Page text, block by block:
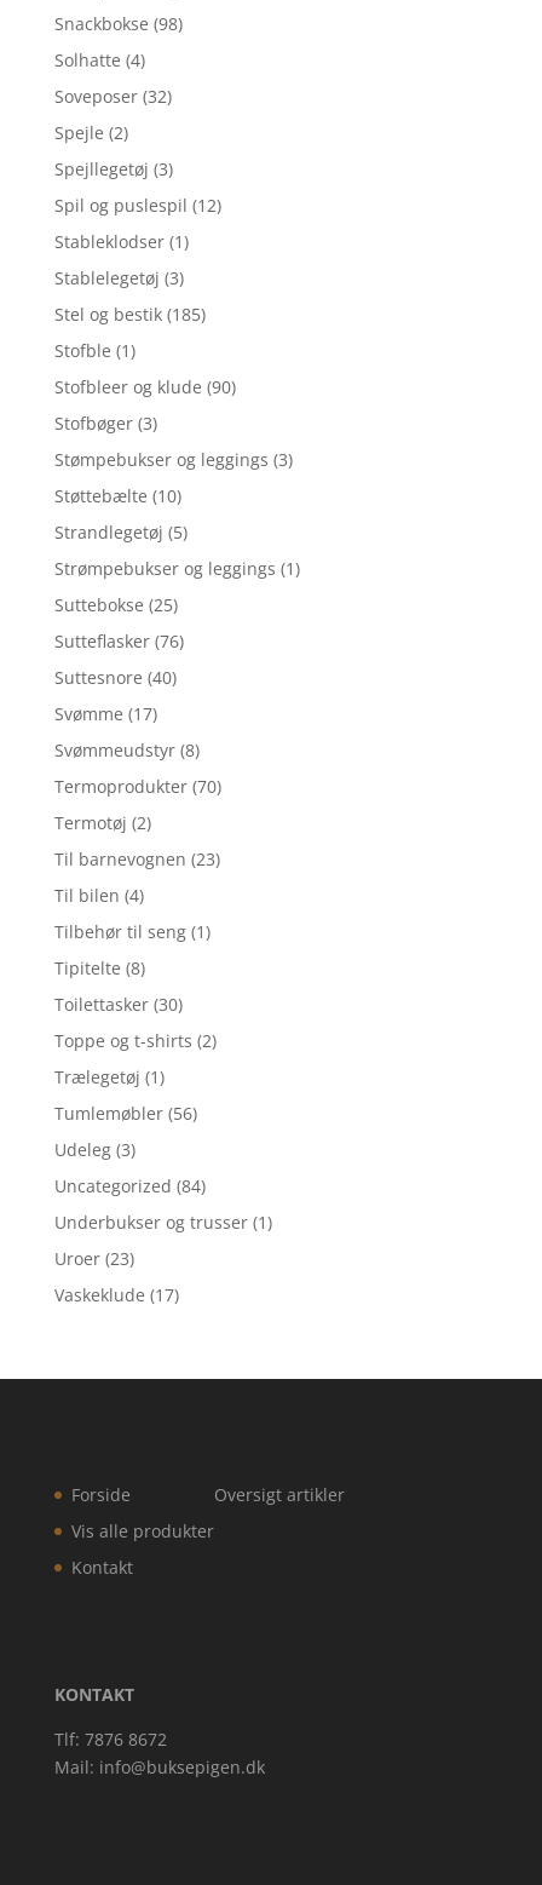
Snackbokse (98)
Solhatte (4)
Soveposer (32)
Spejle (2)
Spejllegetøj (3)
Spil og puslespil (12)
Stableklodser (1)
Stablelegetøj (3)
Stel og bestik (185)
Stofble (1)
Stofbleer og klude (90)
Stofbøger (3)
Stømpebukser og leggings (3)
Støttebælte (10)
Strandlegetøj (5)
Strømpebukser og leggings (1)
Suttebokse (25)
Sutteflasker (76)
Suttesnore (40)
Svømme (17)
Svømmeudstyr (8)
Termoprodukter (70)
Termotøj (2)
Til barnevognen (23)
Til bilen (4)
Tilbehør til seng (1)
Tipitelte (8)
Toilettasker (30)
Toppe og t-shirts (2)
Trælegetøj (1)
Tumlemøbler (56)
Udeleg (3)
Uncategorized (84)
Underbukser og trusser (1)
Uroer (23)
Vaskeklude (17)
Forside
Vis alle produkter
Kontakt
Oversigt artikler
KONTAKT
Tlf: 7876 8672
Mail: info@buksepigen.dk